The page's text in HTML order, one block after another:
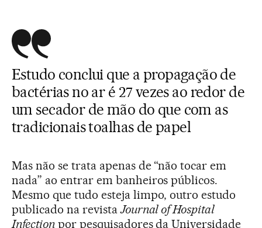
Estudo conclui que a propagação de
bactérias no ar é 27 vezes ao redor de
um secador de mão do que com as
tradicionais toalhas de papel
Mas não se trata apenas de “não tocar em
nada” ao entrar em banheiros públicos.
Mesmo que tudo esteja limpo, outro estudo
publicado na revistaJournal of Hospital
Infectionpor pesquisadores da Universidade